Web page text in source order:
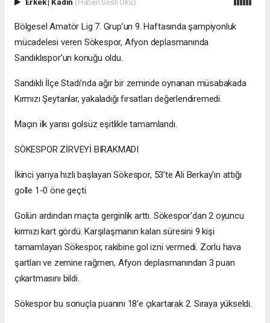
Bölgesel Amatör Lig 7. Grup’un 9. Haftasında şampiyonluk
mücadelesi veren Sökespor, Afyon deplasmanında
Sandıklıspor’un konuğu oldu.
Sandıklı İlçe Stadı’nda ağır bir zeminde oynanan müsabakada
Kırmızı Şeytanlar, yakaladığı fırsatları değerlendiremedi.
Maçın ilk yarısı golsüz eşitlikle tamamlandı.
SÖKESPOR ZİRVEYİ BIRAKMADI
İkinci yarıya hızlı başlayan Sökespor, 53’te Ali Berkay'ın attığı
golle 1-0 öne geçti.
Golün ardından maçta gerginlik arttı. Sökespor'dan 2 oyuncu
kırmızı kart gördü. Karşılaşmanın kalan süresini 9 kişi
tamamlayan Sökespor, rakibine gol izni vermedi. Zorlu hava
şartları ve zemine rağmen, Afyon deplasmanından 3 puan
çıkartmasını bildi.
Sökespor bu sonuçla puanını 18’e çıkartarak 2. Sıraya yükseldi.